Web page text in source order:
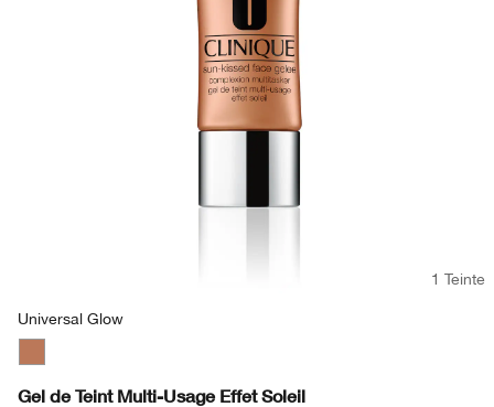
1 Teinte
Universal Glow
Gel de Teint Multi-Usage Effet Soleil